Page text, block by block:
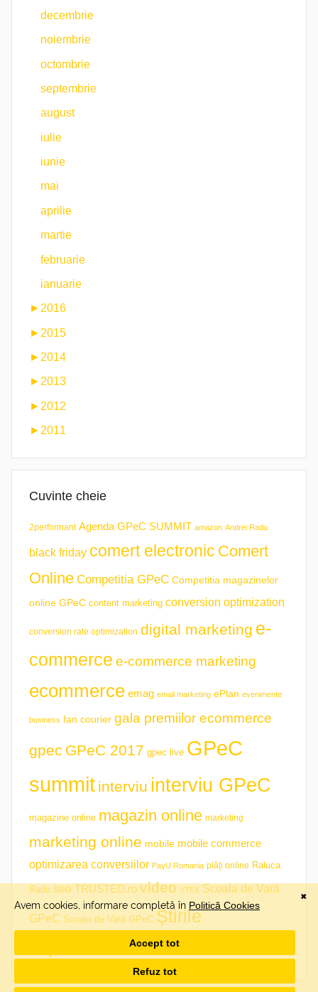
decembrie
noiembrie
octombrie
septembrie
august
iulie
iunie
mai
aprilie
martie
februarie
ianuarie
► 2016
► 2015
► 2014
►2013
► 2012
► 2011
Cuvinte cheie
2performant Agenda GPeC SUMMIT amazon Andrei Radu
black friday comert electronic Comert
Online Competitia GPeC Competitia magazinelor
online GPeC content marketing conversion optimization
conversion rate optimization digital marketing e-
commerce e-commerce marketing
ecommerce emag email marketing ePlan evenimente
business fan courier gala premiilor ecommerce
gpec GPeC 2017 gpec live GPeC
summit interviu interviu GPeC
magazine online magazin online marketing
marketing online mobile mobile commerce
optimizarea conversiilor PayU Romania plăți online Raluca
Radu seo TRUSTED.ro video VTEX Școala de Vară
GPeC Școala de Vară GPeC Știrile